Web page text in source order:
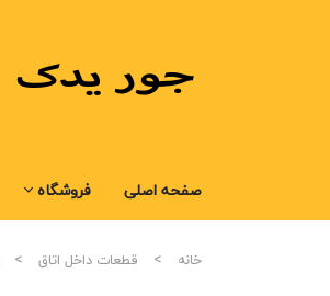
صفحه اصلی فروشگاه
صفحه اصلی فروشگاه خانه قطعات داخل اتاق